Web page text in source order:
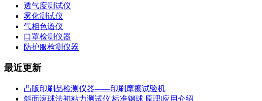
透气度测试仪
雾化测试仪
气相色谱仪
口罩检测仪器
防护服检测仪器
最近更新
凸版印刷品检测仪器——印刷摩擦试验机
斜面滚球法初粘力测试仪|标准钢球|原理|应用介绍